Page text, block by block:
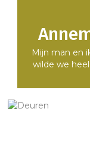
Mijn man en
wilde we